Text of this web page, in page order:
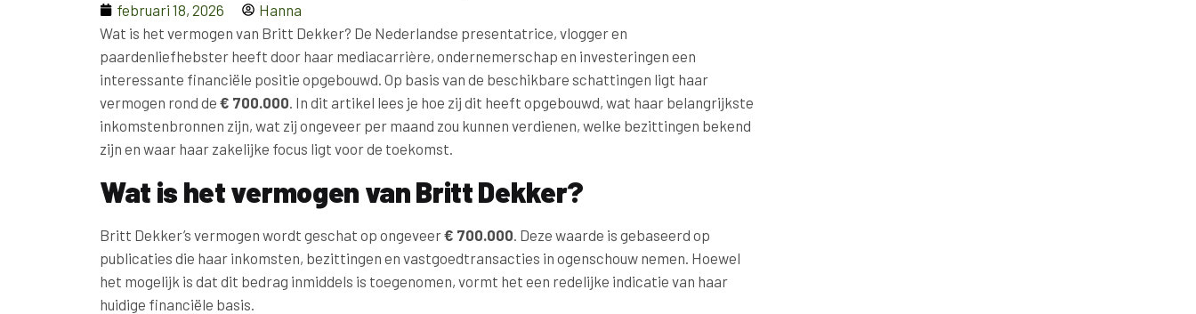
februari 18, 2026
Hanna
Wat is het vermogen van Britt Dekker? De Nederlandse presentatrice, vlogger en
paardenliefhebster heeft door haar mediacarrière, ondernemerschap en investeringen een
interessante financiële positie opgebouwd. Op basis van de beschikbare schattingen ligt haar
vermogen rond de € 700.000. In dit artikel lees je hoe zij dit heeft opgebouwd, wat haar belangrijkste
inkomstenbronnen zijn, wat zij ongeveer per maand zou kunnen verdienen, welke bezittingen bekend
zijn en waar haar zakelijke focus ligt voor de toekomst.
Wat is het vermogen van Britt Dekker?
Britt Dekker’s vermogen wordt geschat op ongeveer€ 700.000 . Deze waarde is gebaseerd op
publicaties die haar inkomsten, bezittingen en vastgoedtransacties in ogenschouw nemen. Hoewel
het mogelijk is dat dit bedrag inmiddels is toegenomen, vormt het een redelijke indicatie van haar
huidige financiële basis.